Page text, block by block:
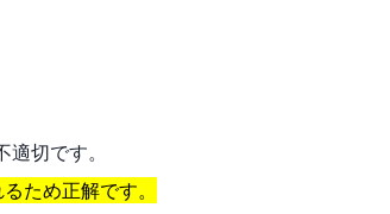
切です。
ため正解です。